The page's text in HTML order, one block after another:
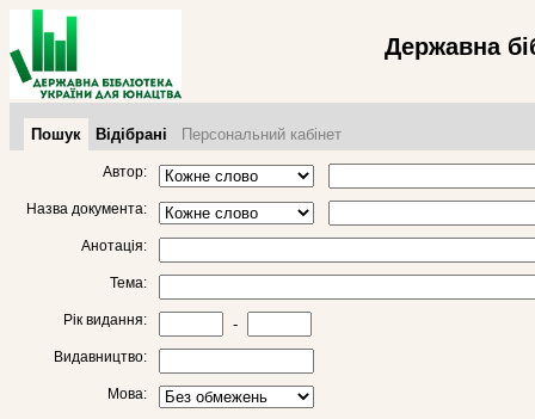
Державна
Пошук Відібрані Персональний кабінет
Автор:
Назва документа:
Анотація:
Тема:
Рік видання: -
Видавництво:
Мова: